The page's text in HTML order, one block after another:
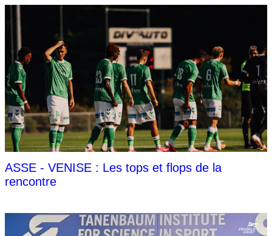
ASSE - VENISE : Les tops et flops de la
rencontre